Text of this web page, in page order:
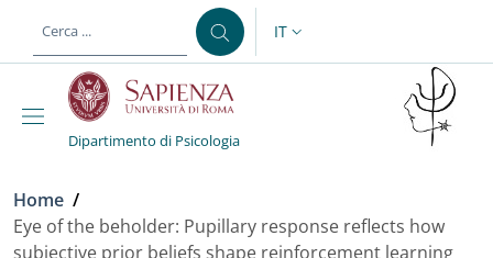
al contenuto principale
SELETTORE LINGUA:
IT
Dipartimento di Psicologia
Briciole di pane
Home /
Eye of the beholder: Pupillary response reflects how
subjective prior beliefs shape reinforcement learning